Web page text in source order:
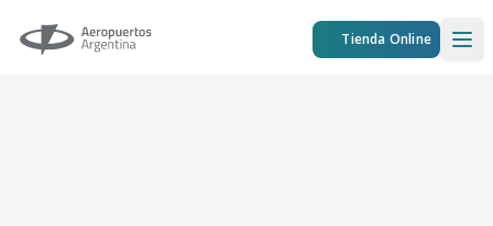
Aeropuertos Argentina Tienda Online